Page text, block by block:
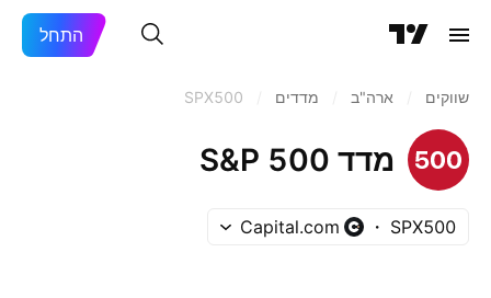
התחל
שווקים ארה"ב‏ מדדים SPX500
מדד S&P 500 ‏
SPX500
Capital.com